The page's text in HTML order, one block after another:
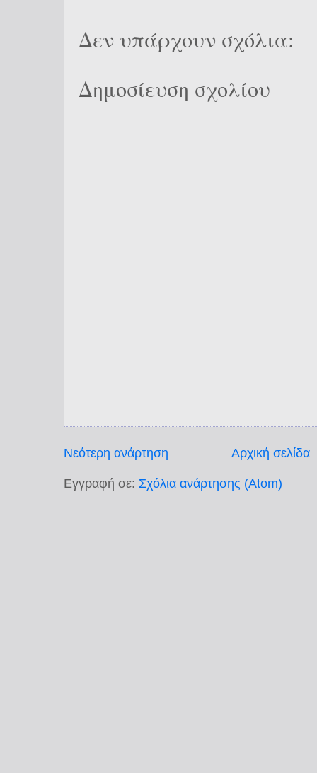
Δεν υπάρχουν σχόλια:
Δημοσίευση σχολίου
Νεότερη ανάρτηση Αρχική σελίδα
Εγγραφή σε: Σχόλια ανάρτησης (Atom)